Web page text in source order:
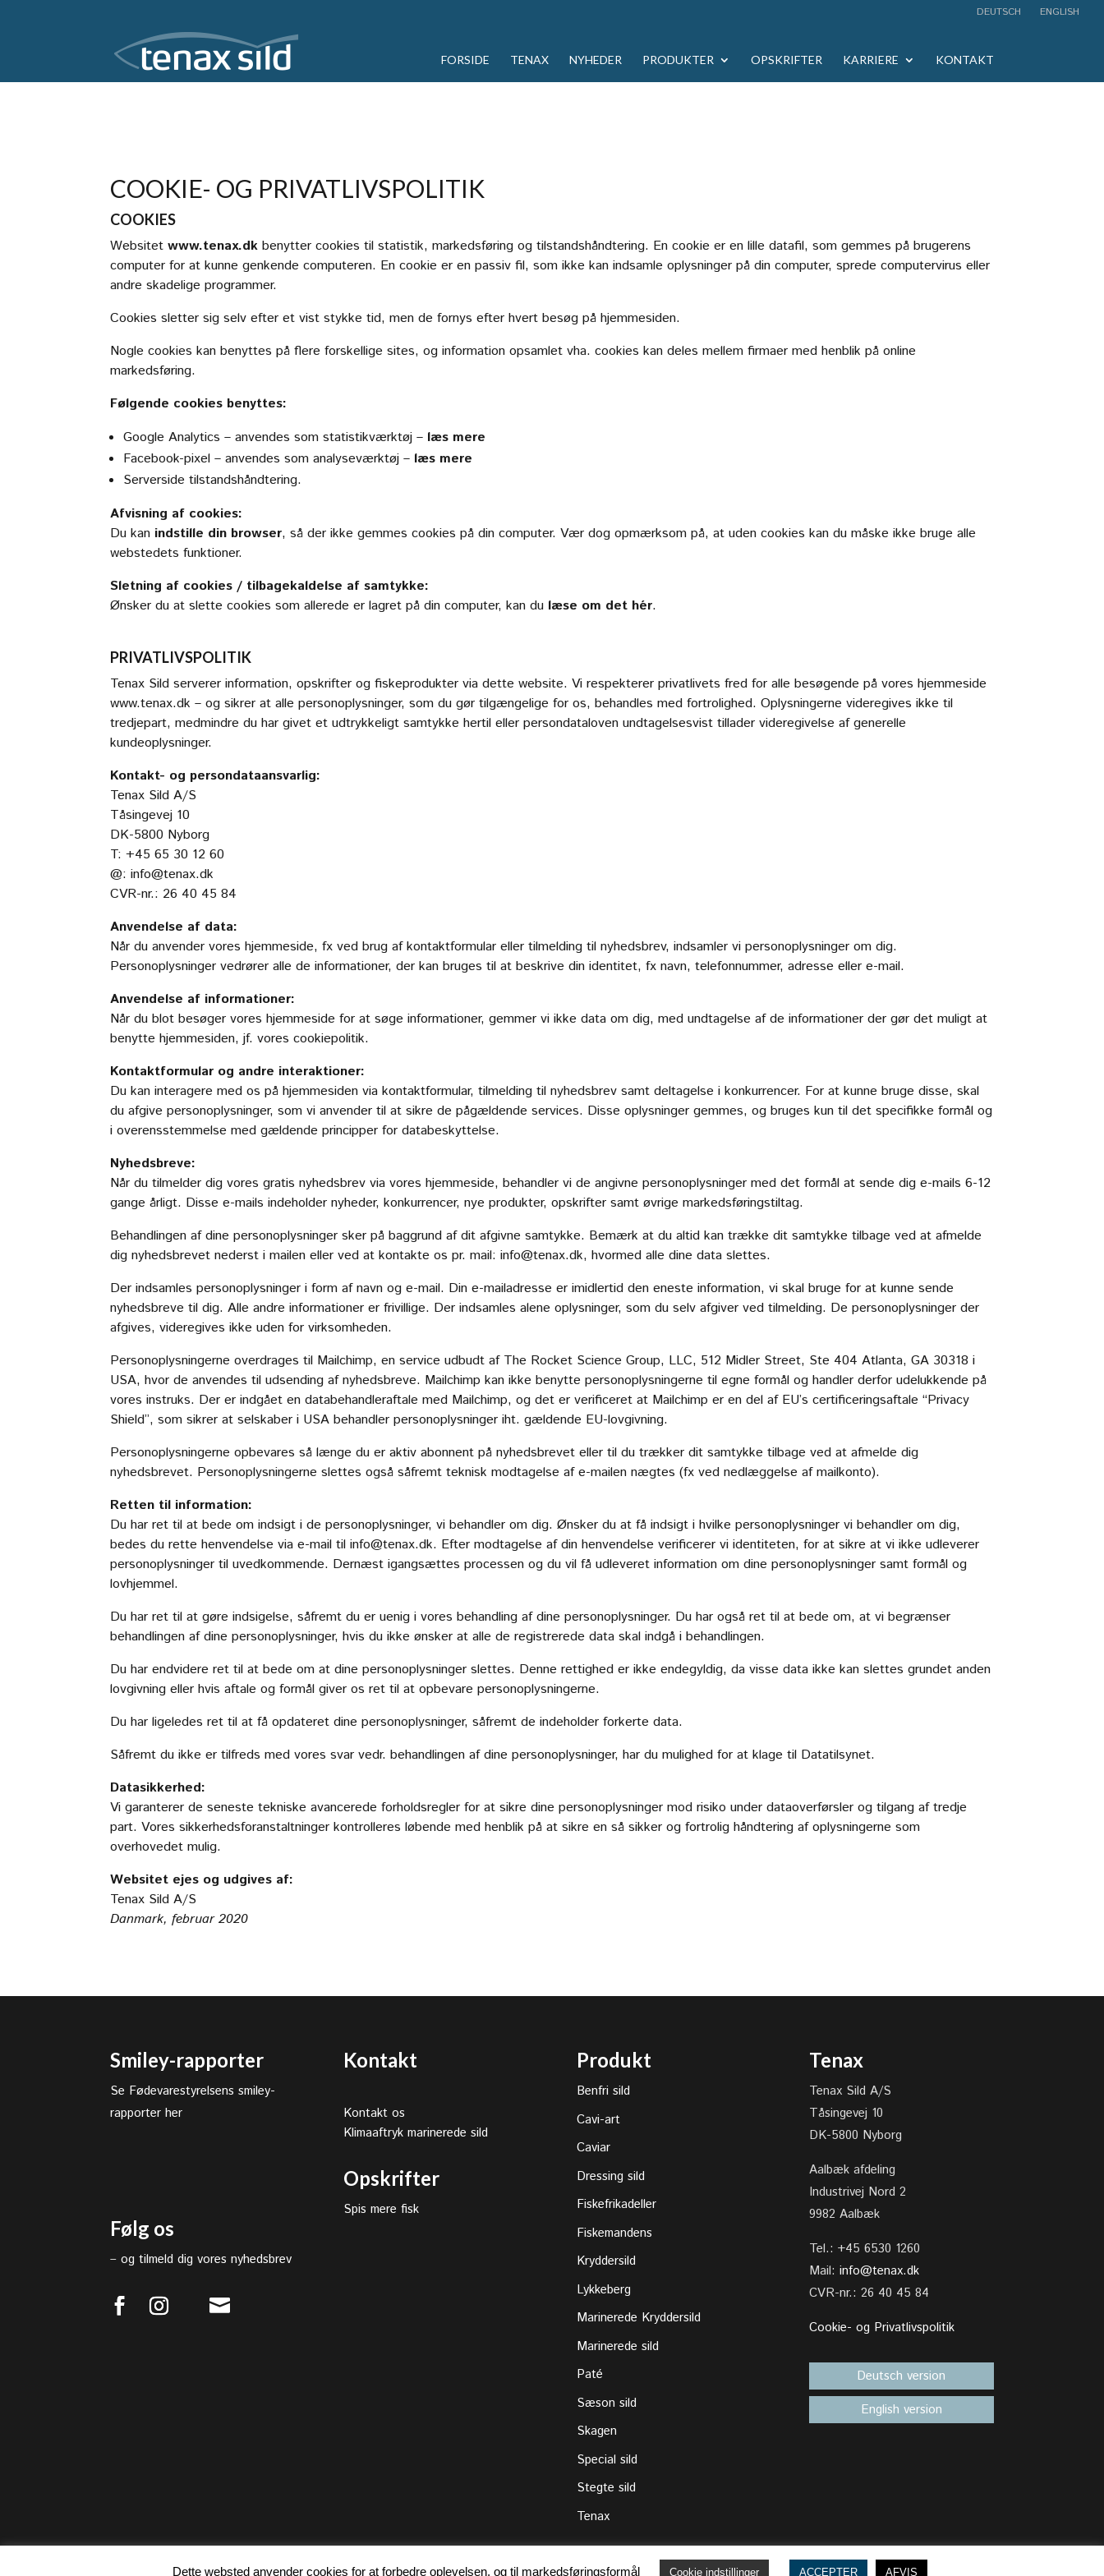
DEUTSCH ENGLISH
FORSIDE TENAX NYHEDER PRODUKTER OPSKRIFTER KARRIERE KONTAKT
COOKIE- OG PRIVATLIVSPOLITIK
COOKIES
Websitetwww.tenax.dk benytter cookies til statistik, markedsføring og tilstandshåndtering. En cookie er en lille datafil, som gemmes på brugerens
computer for at kunne genkende computeren. En cookie er en passiv fil, som ikke kan indsamle oplysninger på din computer, sprede computervirus eller
andre skadelige programmer.
Cookies sletter sig selv efter et vist stykke tid, men de fornys efter hvert besøg på hjemmesiden.
Nogle cookies kan benyttes på flere forskellige sites, og information opsamlet vha. cookies kan deles mellem firmaer med henblik på online
markedsføring.
Følgende cookies benyttes:
Google Analytics – anvendes som statistikværktøj – læs mere
Facebook-pixel – anvendes som analyseværktøj – læs mere
Serverside tilstandshåndtering.
Afvisning af cookies:
Du kan indstille din browser, så der ikke gemmes cookies på din computer. Vær dog opmærksom på, at uden cookies kan du måske ikke bruge alle
webstedets funktioner.
Sletning af cookies / tilbagekaldelse af samtykke:
Ønsker du at slette cookies som allerede er lagret på din computer, kan du læse om det hér.
PRIVATLIVSPOLITIK
Tenax Sild serverer information, opskrifter og fiskeprodukter via dette website. Vi respekterer privatlivets fred for alle besøgende på vores hjemmeside
www.tenax.dk – og sikrer at alle personoplysninger, som du gør tilgængelige for os, behandles med fortrolighed. Oplysningerne videregives ikke til
tredjepart, medmindre du har givet et udtrykkeligt samtykke hertil eller persondataloven undtagelsesvist tillader videregivelse af generelle
kundeoplysninger.
Kontakt- og persondataansvarlig:
Tenax Sild A/S
Tåsingevej 10
DK-5800 Nyborg
T: +45 65 30 12 60
@:info@tenax.dk
CVR-nr.: 26 40 45 84
Anvendelse af data:
Når du anvender vores hjemmeside, fx ved brug af kontaktformular eller tilmelding til nyhedsbrev, indsamler vi personoplysninger om dig.
Personoplysninger vedrører alle de informationer, der kan bruges til at beskrive din identitet, fx navn, telefonnummer, adresse eller e-mail.
Anvendelse af informationer:
Når du blot besøger vores hjemmeside for at søge informationer, gemmer vi ikke data om dig, med undtagelse af de informationer der gør det muligt at
benytte hjemmesiden, jf. vores cookiepolitik.
Kontaktformular og andre interaktioner:
Du kan interagere med os på hjemmesiden via kontaktformular, tilmelding til nyhedsbrev samt deltagelse i konkurrencer. For at kunne bruge disse, skal
du afgive personoplysninger, som vi anvender til at sikre de pågældende services. Disse oplysninger gemmes, og bruges kun til det specifikke formål og
i overensstemmelse med gældende principper for databeskyttelse.
Nyhedsbreve:
Når du tilmelder dig vores gratis nyhedsbrev via vores hjemmeside, behandler vi de angivne personoplysninger med det formål at sende dig e-mails 6-12
gange årligt. Disse e-mails indeholder nyheder, konkurrencer, nye produkter, opskrifter samt øvrige markedsføringstiltag.
Behandlingen af dine personoplysninger sker på baggrund af dit afgivne samtykke. Bemærk at du altid kan trække dit samtykke tilbage ved at afmelde
dig nyhedsbrevet nederst i mailen eller ved at kontakte os pr. mail:info@tenax.dk, hvormed alle dine data slettes.
Der indsamles personoplysninger i form af navn og e-mail. Din e-mailadresse er imidlertid den eneste information, vi skal bruge for at kunne sende
nyhedsbreve til dig. Alle andre informationer er frivillige. Der indsamles alene oplysninger, som du selv afgiver ved tilmelding. De personoplysninger der
afgives, videregives ikke uden for virksomheden.
Personoplysningerne overdrages til Mailchimp, en service udbudt af The Rocket Science Group, LLC, 512 Midler Street, Ste 404 Atlanta, GA 30318 i
USA, hvor de anvendes til udsending af nyhedsbreve. Mailchimp kan ikke benytte personoplysningerne til egne formål og handler derfor udelukkende på
vores instruks. Der er indgået en databehandleraftale med Mailchimp, og det er verificeret at Mailchimp er en del af EU’s certificeringsaftale “Privacy
Shield”, som sikrer at selskaber i USA behandler personoplysninger iht. gældende EU-lovgivning.
Personoplysningerne opbevares så længe du er aktiv abonnent på nyhedsbrevet eller til du trækker dit samtykke tilbage ved at afmelde dig
nyhedsbrevet. Personoplysningerne slettes også såfremt teknisk modtagelse af e-mailen nægtes (fx ved nedlæggelse af mailkonto).
Retten til information:
Du har ret til at bede om indsigt i de personoplysninger, vi behandler om dig. Ønsker du at få indsigt i hvilke personoplysninger vi behandler om dig,
bedes du rette henvendelse via e-mail tilinfo@tenax.dk. Efter modtagelse af din henvendelse verificerer vi identiteten, for at sikre at vi ikke udleverer
personoplysninger til uvedkommende. Dernæst igangsættes processen og du vil få udleveret information om dine personoplysninger samt formål og
lovhjemmel.
Du har ret til at gøre indsigelse, såfremt du er uenig i vores behandling af dine personoplysninger. Du har også ret til at bede om, at vi begrænser
behandlingen af dine personoplysninger, hvis du ikke ønsker at alle de registrerede data skal indgå i behandlingen.
Du har endvidere ret til at bede om at dine personoplysninger slettes. Denne rettighed er ikke endegyldig, da visse data ikke kan slettes grundet anden
lovgivning eller hvis aftale og formål giver os ret til at opbevare personoplysningerne.
Du har ligeledes ret til at få opdateret dine personoplysninger, såfremt de indeholder forkerte data.
Såfremt du ikke er tilfreds med vores svar vedr. behandlingen af dine personoplysninger, har du mulighed for at klage til Datatilsynet.
Datasikkerhed:
Vi garanterer de seneste tekniske avancerede forholdsregler for at sikre dine personoplysninger mod risiko under dataoverførsler og tilgang af tredje
part. Vores sikkerhedsforanstaltninger kontrolleres løbende med henblik på at sikre en så sikker og fortrolig håndtering af oplysningerne som
overhovedet mulig.
Websitet ejes og udgives af:
Tenax Sild A/S
Danmark, februar 2020
Smiley-rapporter
Se Fødevarestyrelsens smiley-
rapporter her
Følg os
–og tilmeld dig vores nyhedsbrev

Kontakt
Kontakt os
Klimaaftryk marinerede sild
Opskrifter
Spis mere fisk
Produkt
Benfri sild
Cavi-art
Caviar
Dressing sild
Fiskefrikadeller
Fiskemandens
Kryddersild
Lykkeberg
Marinerede Kryddersild
Marinerede sild
Paté
Sæson sild
Skagen
Special sild
Stegte sild
Tenax
Tenax
Tenax Sild A/S
Tåsingevej 10
DK-5800 Nyborg
Aalbæk afdeling
Industrivej Nord 2
9982 Aalbæk
Tel.: +45 6530 1260
Mail:info@tenax.dk
CVR-nr.: 26 40 45 84
Cookie- og Privatlivspolitik
Deutsch version
English version
Dette websted anvender cookies for at forbedre oplevelsen, og til markedsføringsformål Cookie indstillinger ACCEPTER AFVIS